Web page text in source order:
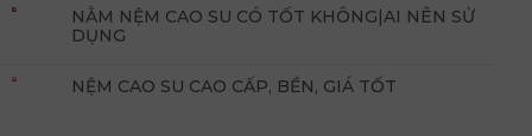
NẰM NỆM CAO SU CÓ TỐT KHÔNG|AI NÊN SỬ
DỤNG
NỆM CAO SU CAO CẤP, BỀN, GIÁ TỐT